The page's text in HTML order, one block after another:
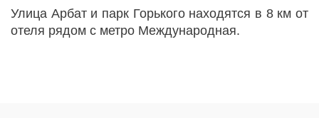
Улица Арбат и парк Горького находятся в 8 км от
отеля рядом с метро Международная.